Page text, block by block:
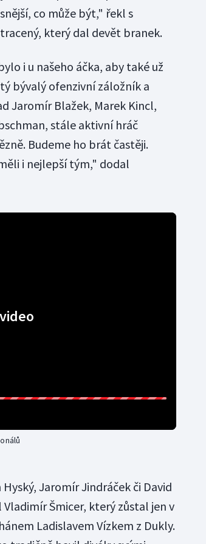
co může být," řekl s
který dal devět branek.
i u našeho áčka, aby také už
bývalý ofenzivní záložník a
Jaromír Blažek, Marek Kincl,
stále aktivní hráč
Budeme ho brát častěji.
i nejlepší tým," dodal
Jaromír Jindráček či David
Šmicer, který zůstal jen v
Ladislavem Vízkem z Dukly.